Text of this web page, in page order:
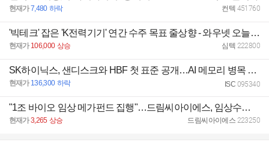
현재가7,480 하락 컨텍 451760
'빅테크' 잡은 'K전력기기' 연간 수주 목표 줄상향 - 와우넷 오늘장전략
현재가 106,000 상승 심텍 222800
SK하이닉스, 샌디스크와 HBF 첫 표준 공개…AI 메모리 병목 푼다 - 와우넷 오늘장전략
현재가 136,300 하락 ISC 095340
"1조 바이오 임상 메가펀드 집행"…드림씨아이에스, 임상수요 확대 기대
현재가3,265 상승 드림씨아이에스 223250